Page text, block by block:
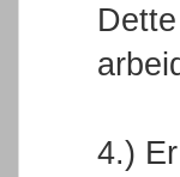
4.)